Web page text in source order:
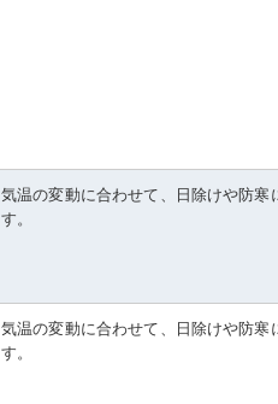
気温の変動に合わせて、日除けや防寒
す。
気温の変動に合わせて、日除けや防寒
す。